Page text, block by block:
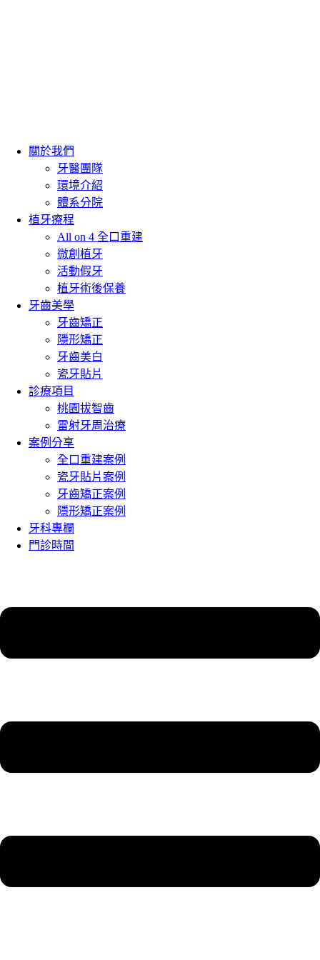
關於我們
牙醫團隊
環境介紹
體系分院
植牙療程
All on 4 全口重建
微創植牙
活動假牙
植牙術後保養
牙齒美學
牙齒矯正
隱形矯正
牙齒美白
瓷牙貼片
診療項目
桃園拔智齒
雷射牙周治療
案例分享
全口重建案例
瓷牙貼片案例
牙齒矯正案例
隱形矯正案例
牙科專欄
門診時間